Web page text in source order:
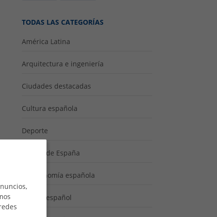
TODAS LAS CATEGORÍAS
América Latina
Arquitectura e ingeniería
Ciudades destacadas
Cultura española
Deporte
Fiestas de España
Gastronomía española
Idioma español